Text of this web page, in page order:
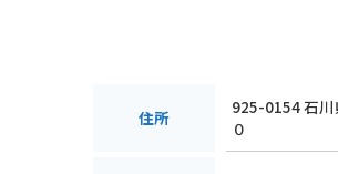
住所
925-0154 石
０